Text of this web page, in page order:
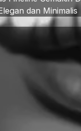
dan Minimalis